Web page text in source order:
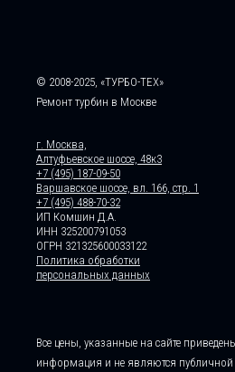
© 2008-2025, «ТУРБО-ТЕХ»
Ремонт турбин в Москве
г. Москва,
Алтуфьевское шоссе, 48к3
+7 (495) 187-09-50
Варшавское шоссе, вл. 166, стр. 1
+7 (495) 488-70-32
ИП Комшин Д.А.
ИНН 325200791053
ОГРН 321325600033122
Политика обработки
персональных данных
Все цены, указанные на сайте
информация и не являются публичной